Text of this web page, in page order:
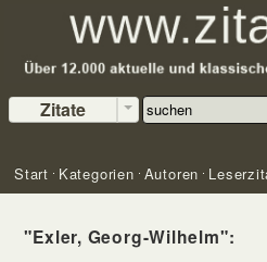
Zitate
Start Kategorien Autoren
"Exler, Georg-Wilhelm":